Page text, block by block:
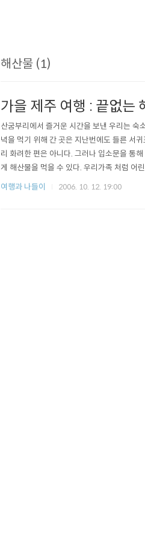
해산물 (1)
가을 제주 여행 : 끝없는
산굼부리에서 즐거운 시간을 보낸 우리는 숙
녁을 먹기 위해 간 곳은 지난번에도 들른 서
리 화려한 편은 아니다. 그러나 입소문을 통
게 해산물을 먹을 수 있다. 우리가족 처럼 어
으라고 친절하게 포장까지 해준다. 이날 가은
여행과 나들이 2006. 10. 12. 19:00